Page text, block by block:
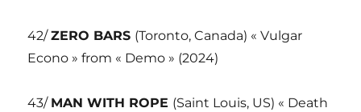
42/ZERO BARS (Toronto, Canada) « Vulgar
Econo » from « Demo » (2024)
43/ MAN WITH ROPE (Saint Louis, US) « Death